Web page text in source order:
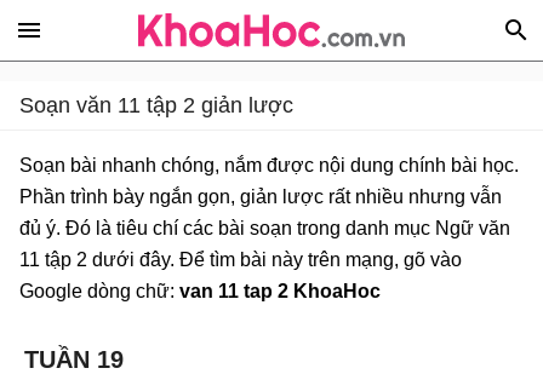
Soạn văn 11 tập 2 giản lược
Soạn bài nhanh chóng, nắm được nội dung chính bài học.
Phần trình bày ngắn gọn, giản lược rất nhiều nhưng vẫn
đủ ý. Đó là tiêu chí các bài soạn trong danh mục Ngữ văn
11 tập 2 dưới đây. Để tìm bài này trên mạng, gõ vào
Google dòng chữ: van 11 tap 2 KhoaHoc
TUẦN 19